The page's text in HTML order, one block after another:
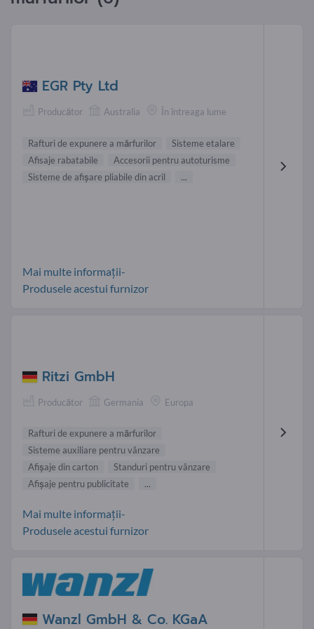
EGR Pty Ltd
Producător Australia În întreaga lume
Rafturi de expunere a mărfurilor
Sisteme etalare
Afisaje rabatabile
Accesorii pentru autoturisme
Sisteme de afişare pliabile din acril
...
Mai multe informații-
Produsele acestui furnizor
Ritzi GmbH
Producător Germania Europa
Rafturi de expunere a mărfurilor
Sisteme auxiliare pentru vânzare
Afişaje din carton
Standuri pentru vânzare
Afişaje pentru publicitate
...
Mai multe informații-
Produsele acestui furnizor
Wanzl GmbH & Co. KGaA